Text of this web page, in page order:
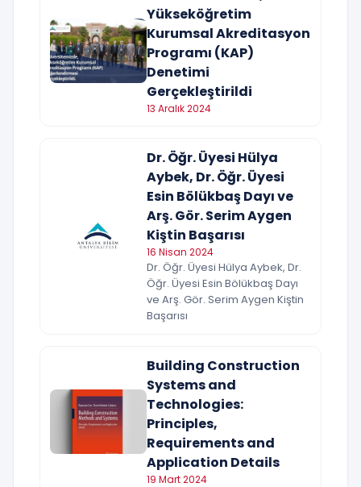
Yükseköğretim
Kurumsal Akreditasyon
Programı (KAP)
Denetimi
Gerçekleştirildi
13 Aralık 2024
Dr. Öğr. Üyesi Hülya
Aybek, Dr. Öğr. Üyesi
Esin Bölükbaş Dayı ve
Arş. Gör. Serim Aygen
Kiştin Başarısı
16 Nisan 2024
Dr. Öğr. Üyesi Hülya Aybek, Dr.
Öğr. Üyesi Esin Bölükbaş Dayı
ve Arş. Gör. Serim Aygen Kiştin
Başarısı
Building Construction
Systems and
Technologies:
Principles,
Requirements and
Application Details
19 Mart 2024